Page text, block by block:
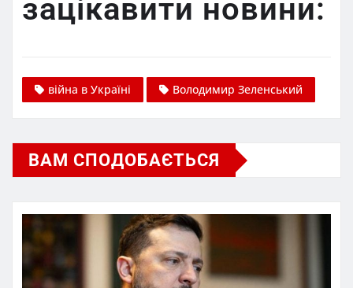
зацікавити новини:
війна в Україні Володимир Зеленський
ВАМ СПОДОБАЄТЬСЯ